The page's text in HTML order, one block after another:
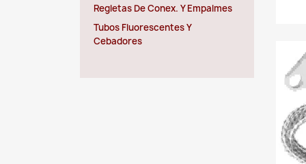
Regletas De Conex. Y Empalmes
Tubos Fluorescentes Y
Cebadores